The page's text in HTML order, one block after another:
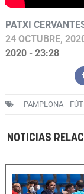
PATXI
24 OCTUBRE,
2020 - 23:28
PAMPLONA
NOTICIAS